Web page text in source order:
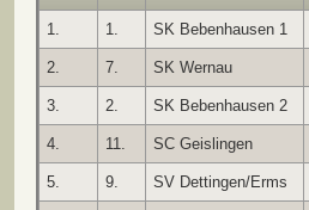
1. 1. SK Bebenhausen 1
2. 7. SK Wernau
3. 2. SK Bebenhausen 2
4. 11. SC Geislingen
5. 9. SV Dettingen/Erms